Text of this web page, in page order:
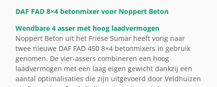
DAF FAD 8×4 betonmixer voor Noppert Beton
Wendbare 4 asser met hoog laadvermogen
Noppert Beton uit het Friese Sumar heeft vorig naar
twee nieuwe DAF FAD 450 8×4 betonmixers in gebruik
genomen. De vier-assers combineren een hoog
laadvermogen met een laag eigen gewicht dankzij een
aantal optimalisaties die zijn uitgevoerd door Veldhuizen